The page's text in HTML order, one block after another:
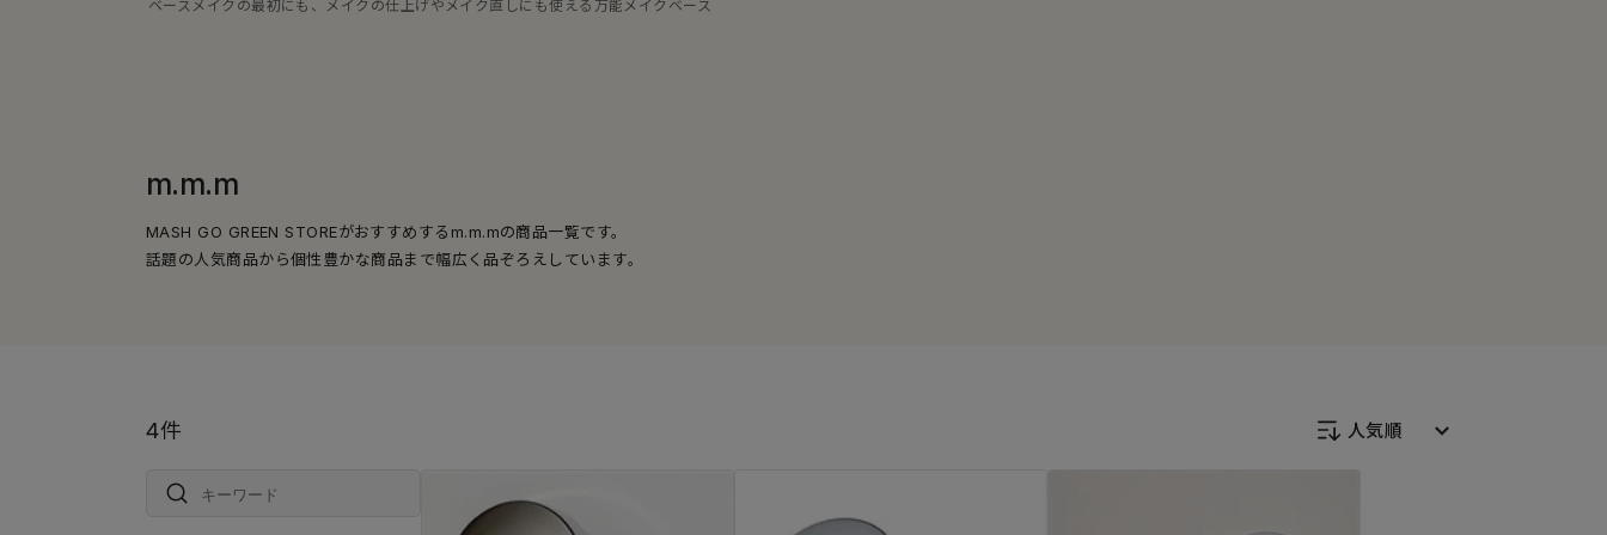
ベースメイクの最初にも、メイクの仕上げやメイク直しにも使える万能メイクベース
m.m.m
MASH GO GREEN STOREがおすすめするm.m.mの商品一覧です。
話題の人気商品から個性豊かな商品まで幅広く品ぞろえしています。
4件 人気順